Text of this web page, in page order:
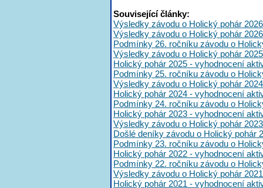
Související články:
Výsledky závodu o Holický pohár
Výsledky závodu o Holický pohár 2026
Podmínky 26. ročníku závodu o
Výsledky závodu o Holický pohár 2025
Holický pohár 2025 - vyhodnocení
Podmínky 25. ročníku závodu o
Výsledky závodu o Holický pohár 2024
Holický pohár 2024 - vyhodnocení
Podmínky 24. ročníku závodu o
Holický pohár 2023 - vyhodnocení
Výsledky závodu o Holický pohár 2023
Došlé deníky závodu o Holický pohár
Podmínky 23. ročníku závodu o
Holický pohár 2022 - vyhodnocení
Podmínky 22. ročníku závodu o
Výsledky závodu o Holický pohár 2021
Holický pohár 2021 - vyhodnocení